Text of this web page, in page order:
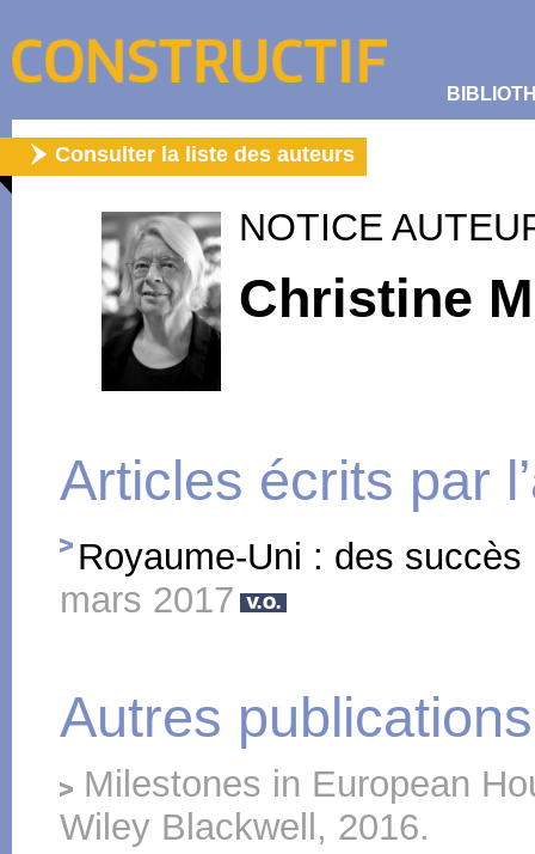
Consulter la liste des auteurs
NOTICE
Christine
Articles écrits par
Royaume-Uni : des
mars 2017
Autres
Milestones in European
Wiley Blackwell, 2016.